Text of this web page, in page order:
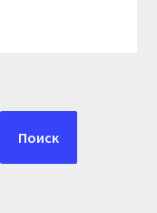
Поиск